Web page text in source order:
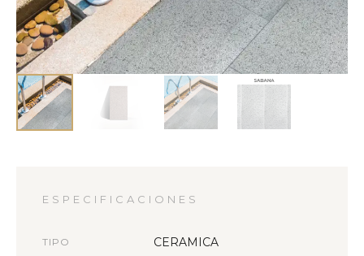
ESPECIFICACIONES
TIPO CERAMICA